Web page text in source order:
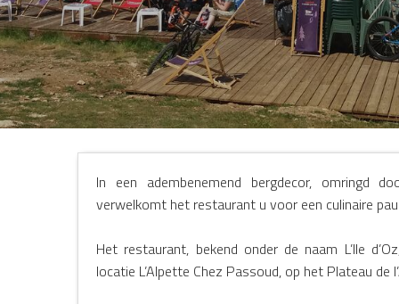
In een adembenemend bergdecor, omringd
verwelkomt het restaurant u voor een culinaire
Het restaurant, bekend onder de naam L’Ile
locatie L’Alpette Chez Passoud, op het Plateau de